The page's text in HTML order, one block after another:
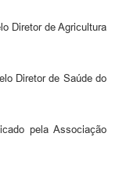
de Agricultura
de Saúde do
Associação